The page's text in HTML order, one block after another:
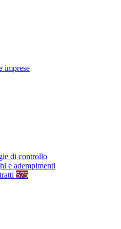
imprese
di controllo
e adempimenti
575